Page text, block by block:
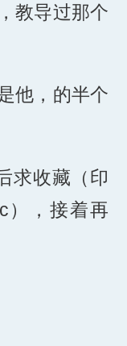
教导过那个
他，的半个
求收藏（印
），接着再